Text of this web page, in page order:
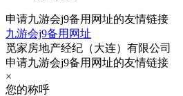
申请九游会j9备用网址的友情链接
九游会j9备用网址
觅家房地产经纪（大连）有限公司
申请九游会j9备用网址的友情链接
×
您的称呼